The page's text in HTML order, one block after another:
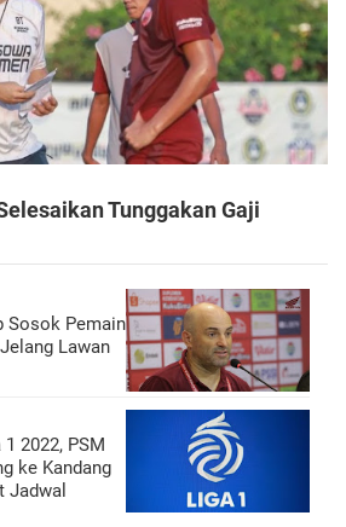
Tunggakan Gaji
Sosok Pemain
Lawan
2022, PSM
ke Kandang
Jadwal